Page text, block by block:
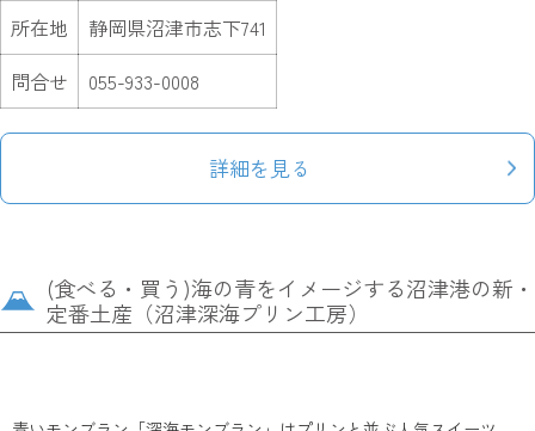
所在地
静岡県沼津市志下741
問合せ
055-933-0008
詳細を見る
(食べる・買う)海の青をイメージする沼津港の新・
定番土産（沼津深海プリン工房）